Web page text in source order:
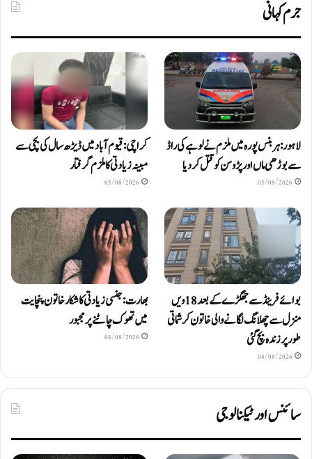
جرم کہانی
لاہور: ہربنس پورہ میں ملزم نے لوہے کی راڈ
سے بوڑھی ماں اور پڑوسن کو قتل کر دیا
05/08/2026
کراچی: قیوم آباد میں ڈیڑھ سال کی بچی سے
مبینہ زیادتی کا ملزم گرفتار
05/08/2026
بوائے فرینڈ سے جھگڑے کے بعد 18 ویں
منزل سے چھلانگ لگانے والی خاتون کرشماتی
طور پر زندہ بچ گئی
04/08/2026
بھارت: جنسی زیادتی کا شکار خاتون پنچایت
میں تھوک چاٹنے پر مجبور
04/08/2026
سائنس اور ٹیکنالوجی